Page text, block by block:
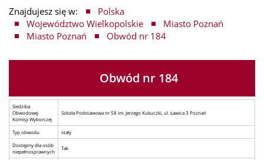
Znajdujesz się w:
Polska
Województwo Wielkopolskie
Miasto Poznań
Miasto Poznań
Obwód nr 184
Obwód nr 184
Siedziba
Obwodowej
Komisji Wyborczej
Szkoła Podstawowa nr 58 im. Jerzego Kukuczki, ul. Ławica 3 Poznań
Typ obwodu
stały
Dostępny dla osób
niepełnosprawnych
Tak